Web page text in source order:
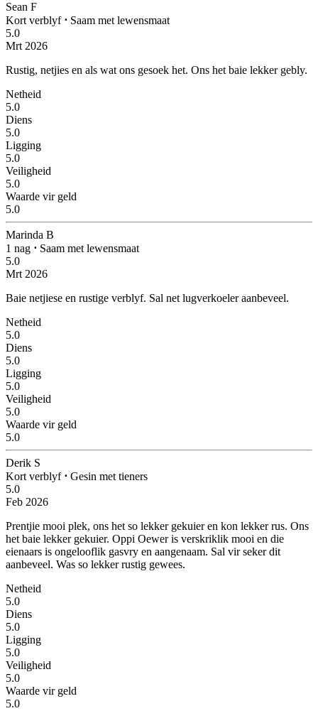
Sean F
Kort verblyf ⋅ Saam met lewensmaat
5.0
Mrt 2026
Rustig, netjies en als wat ons gesoek het. Ons het baie lekker gebly.
Netheid
5.0
Diens
5.0
Ligging
5.0
Veiligheid
5.0
Waarde vir geld
5.0
Marinda B
1 nag ⋅ Saam met lewensmaat
5.0
Mrt 2026
Baie netjiese en rustige verblyf. Sal net lugverkoeler aanbeveel.
Netheid
5.0
Diens
5.0
Ligging
5.0
Veiligheid
5.0
Waarde vir geld
5.0
Derik S
Kort verblyf ⋅ Gesin met tieners
5.0
Feb 2026
Prentjie mooi plek, ons het so lekker gekuier en kon lekker rus. Ons
het baie lekker gekuier. Oppi Oewer is verskriklik mooi en die
eienaars is ongelooflik gasvry en aangenaam. Sal vir seker dit
aanbeveel. Was so lekker rustig gewees.
Netheid
5.0
Diens
5.0
Ligging
5.0
Veiligheid
5.0
Waarde vir geld
5.0